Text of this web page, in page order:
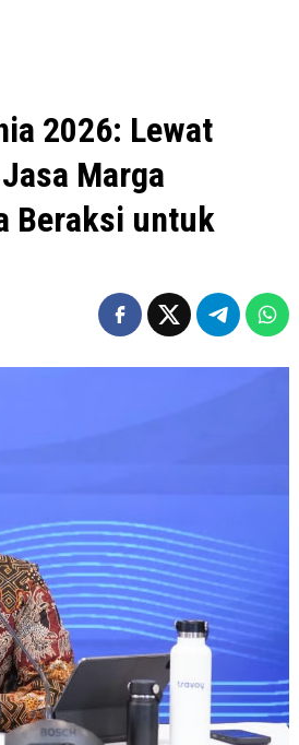
2026: Lewat
Marga
Beraksi untuk